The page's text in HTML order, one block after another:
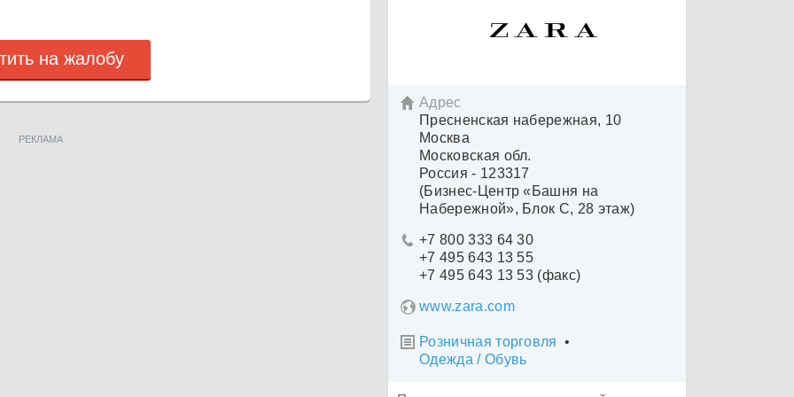
на жалобу
РЕКЛАМА
 Адрес
Пресненская набережная, 10
Москва
Московская обл.
Россия - 123317
(Бизнес-Центр «Башня на
Набережной», Блок С, 28 этаж)
 +7 800 333 64 30
+7 495 643 13 55
+7 495 643 13 53 (факс)
www.zara.com
 Розничная торговля •
Одежда / Обувь